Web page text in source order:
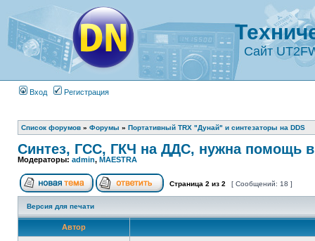
Сайт
Вход Регистрация
Список форумов » Форумы » Портативный TRX "Дунай" и синтезаторы на DDS
Синтез, ГСС, ГКЧ на ДДС, нужна помощь в
Модераторы: admin, MAESTRA
Страница 2 из 2 [ Сообщений: 18 ]
Версия для печати
Автор